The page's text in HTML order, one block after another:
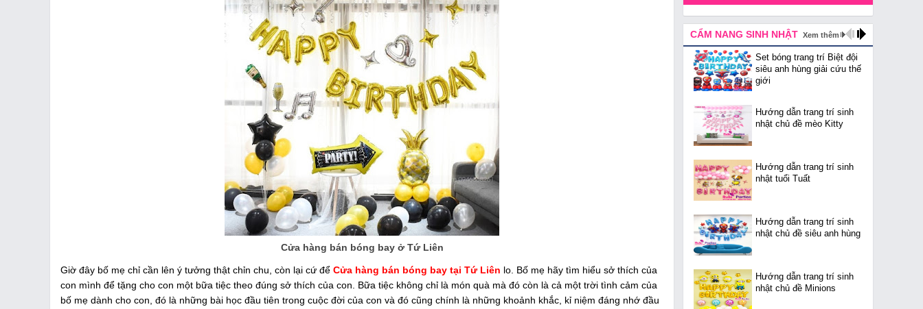
Cửa hàng bán bóng bay ở Tứ Liên
Giờ đây bố mẹ chỉ cần lên ý tưởng thật chỉn chu, còn lại cứ để Cửa hàng bán bóng bay tại Tứ Liên lo. Bố mẹ hãy tìm hiểu sở thích của
con mình để tặng cho con một bữa tiệc theo đúng sở thích của con. Bữa tiệc không chỉ là món quà mà đó còn là cả một trời tình cảm của
bố mẹ dành cho con, đó là những bài học đầu tiên trong cuộc đời của con và đó cũng chính là những khoảnh khắc, kỉ niệm đáng nhớ đầu
CẨM NANG SINH NHẬT Xem thêm
Set bóng trang trí Biệt đội
siêu anh hùng giải cứu thế
giới
Hướng dẫn trang trí sinh
nhật chủ đề mèo Kitty
Hướng dẫn trang trí sinh
nhật tuổi Tuất
Hướng dẫn trang trí sinh
nhật chủ đề siêu anh hùng
Hướng dẫn trang trí sinh
nhật chủ đề Minions